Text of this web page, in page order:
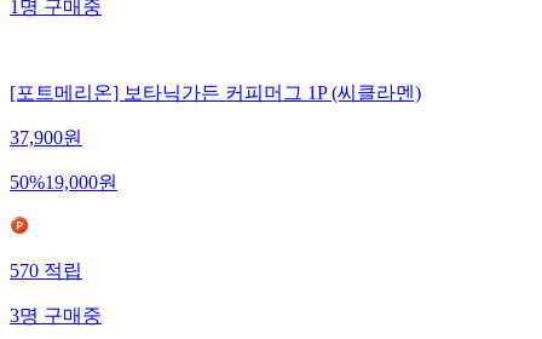
1 명 구매중
[포트메리온] 보타닉가든 커피머그 1P (씨클라멘)
37,900원
50%19,000원
570 적립
3명 구매중